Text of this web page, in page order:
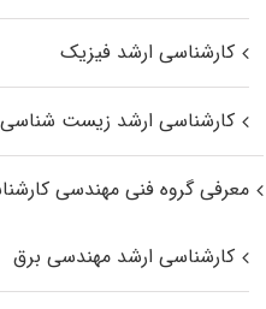
کارشناسی ارشد فیزیک
کارشناسی ارشد زیست‌
معرفی گروه فنی مهندسی
کارشناسی ارشد مهندسی برق